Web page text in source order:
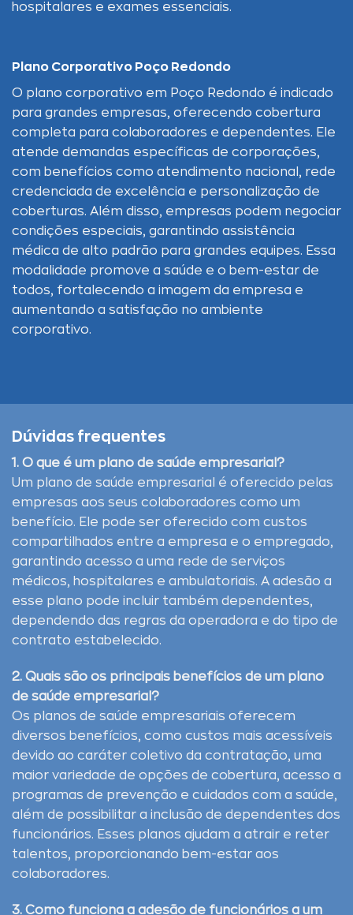
hospitalares e exames essenciais.
Plano Corporativo Poço Redondo
O plano corporativo em Poço Redondo é indicado
para grandes empresas, oferecendo cobertura
completa para colaboradores e dependentes. Ele
atende demandas específicas de corporações,
com benefícios como atendimento nacional, rede
credenciada de excelência e personalização de
coberturas. Além disso, empresas podem negociar
condições especiais, garantindo assistência
médica de alto padrão para grandes equipes. Essa
modalidade promove a saúde e o bem-estar de
todos, fortalecendo a imagem da empresa e
aumentando a satisfação no ambiente
corporativo.
Dúvidas frequentes
1. O que é um plano de saúde empresarial?
Um plano de saúde empresarial é oferecido pelas
empresas aos seus colaboradores como um
benefício. Ele pode ser oferecido com custos
compartilhados entre a empresa e o empregado,
garantindo acesso a uma rede de serviços
médicos, hospitalares e ambulatoriais. A adesão a
esse plano pode incluir também dependentes,
dependendo das regras da operadora e do tipo de
contrato estabelecido.
2. Quais são os principais benefícios de um plano
de saúde empresarial?
Os planos de saúde empresariais oferecem
diversos benefícios, como custos mais acessíveis
devido ao caráter coletivo da contratação, uma
maior variedade de opções de cobertura, acesso a
programas de prevenção e cuidados com a saúde,
além de possibilitar a inclusão de dependentes dos
funcionários. Esses planos ajudam a atrair e reter
talentos, proporcionando bem-estar aos
colaboradores.
3. Como funciona a adesão de funcionários a um